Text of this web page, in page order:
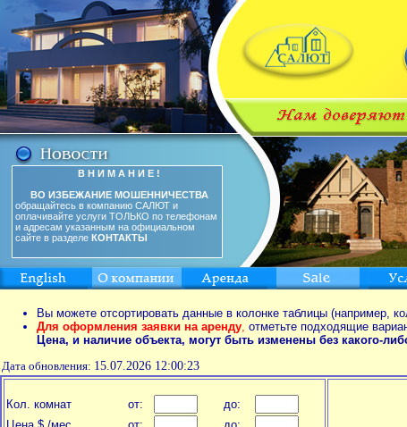
В Н И М А Н И Е !
ВО ИЗБЕЖАНИЕ МОШЕННИЧЕСТВА
обращайтесь в компанию САЛЮТ и
оплачивайте услуги ТОЛЬКО по телефонам
и адресам указанным на официальном
сайте в разделе КОНТАКТЫ
Вы можете отсортировать данные в колонке таблицы (например,
Для оформления заявки на аренду, отметьте подходящие
Цена, и наличие объекта, могут быть изменены без какого-
Дата обновления: 15.07.2026 12:00:23
Кол. комнат от:
до: